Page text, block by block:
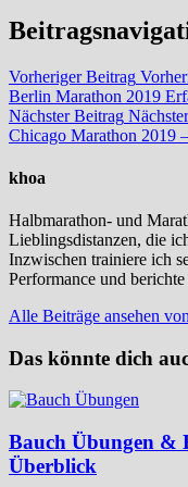
Vorheriger Beitrag
Berlin Marathon 2019
Nächster Beitrag
Chicago Marathon 2019
khoa
Halbmarathon- und
Lieblingsdistanzen, die
Inzwischen trainiere ich
Performance und
Alle Beiträge ansehen
Das könnte dich
Bauch Übungen &
Überblick